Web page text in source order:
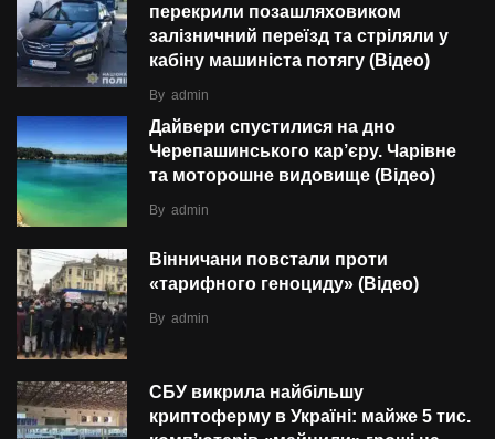
перекрили позашляховиком
залізничний переїзд та стріляли у
кабіну машиніста потягу (Відео)
By admin
Дайвери спустилися на дно
Черепашинського кар’єру. Чарівне
та моторошне видовище (Відео)
By admin
Вінничани повстали проти
«тарифного геноциду» (Відео)
By admin
СБУ викрила найбільшу
криптоферму в Україні: майже 5 тис.